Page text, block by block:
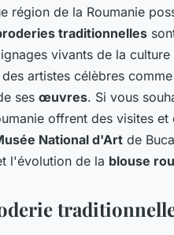
région de la Roumanie
traditionnelles
vivants de la
artistes célèbres comme
ses œuvres. Si vous
offrent des visites
National d'Art de
l'évolution de la blouse